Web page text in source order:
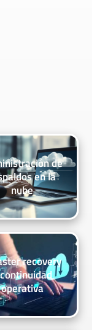
de
en la
nube
recovery
operativa